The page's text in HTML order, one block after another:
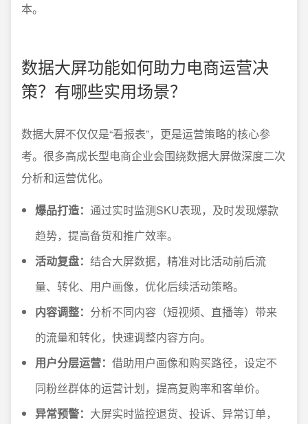
本。
数据大屏功能如何助力电商运营决
策？有哪些实用场景？
数据大屏不仅仅是“看报表”，更是运营策略的核心参
考。很多高成长型电商企业会围绕数据大屏做深度二次
分析和运营优化。
爆品打造： 通过实时监测SKU表现，及时发现爆款
趋势，提高备货和推广效率。
活动复盘： 结合大屏数据，精准对比活动前后流
量、转化、用户画像，优化后续活动策略。
内容调整： 分析不同内容（短视频、直播等）带来
的流量和转化，快速调整内容方向。
用户分层运营： 借助用户画像和购买路径，设定不
同粉丝群体的运营计划，提高复购率和客单价。
异常预警： 大屏实时监控退货、投诉、异常订单，